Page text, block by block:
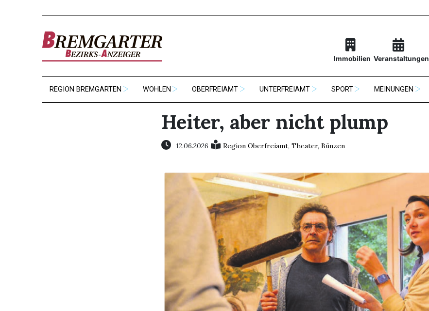
Immobilien Veranstaltungen
REGION BREMGARTEN WOHLEN OBERFREIAMT UNTERFREIAMT SPORT MEINUNGEN
Heiter, aber nicht plump
12.06.2026 Region Oberfreiamt, Theater, Bünzen